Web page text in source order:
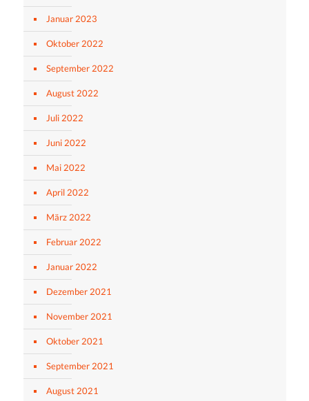
Januar 2023
Oktober 2022
September 2022
August 2022
Juli 2022
Juni 2022
Mai 2022
April 2022
März 2022
Februar 2022
Januar 2022
Dezember 2021
November 2021
Oktober 2021
September 2021
August 2021